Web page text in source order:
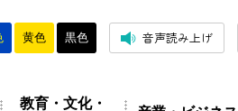
黄色 黒色 音声読み上げ
教育・文化・